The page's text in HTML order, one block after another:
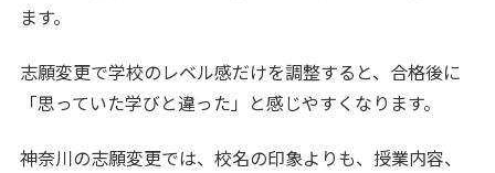
ます。
志願変更で学校のレベル感だけを調整すると、合格後に
「思っていた学びと違った」と感じやすくなります。
神奈川の志願変更では、校名の印象よりも、授業内容、